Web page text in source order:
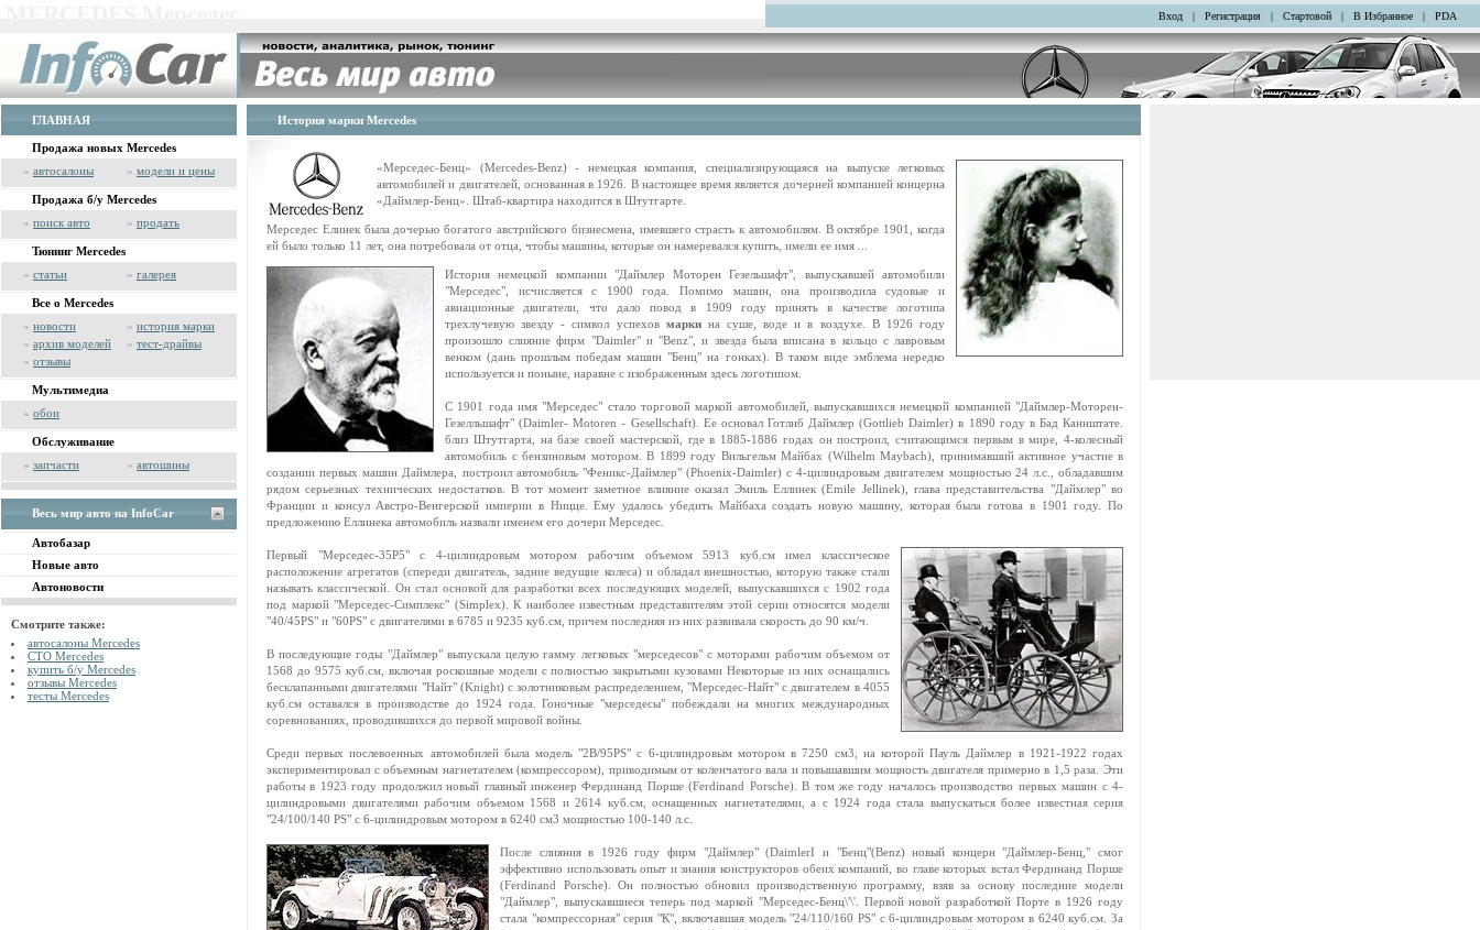
Вход | Регистрация | Стартовой | В Избранное | PDA
ГЛАВНАЯ
Продажа новых Mercedes
» автосалоны » модели и цены
Продажа б/у Mercedes
» поиск авто » продать
Тюнинг Mercedes
» статьи » галерея
Все о Mercedes
» новости » история марки
» архив моделей » тест-драйвы
» отзывы
Мультимедиа
» обои
Обслуживание
» запчасти » автошины
Весь мир авто на InfoCar
Автобазар
Новые авто
Автоновости
Смотрите также:
автосалоны Mercedes
СТО Mercedes
купить б/у Mercedes
отзывы Mercedes
тесты Mercedes
История марки Mercedes
«Мерседес-Бенц» (Mercedes-Benz) - немецкая компания, специализирующаяся на выпуске легковых
автомобилей и двигателей, основанная в 1926. В настоящее время является дочерней компанией концерна
«Даймлер-Бенц». Штаб-квартира находится в Штутгарте.
Мерседес Елинек была дочерью богатого австрийского бизнесмена, имевшего страсть к автомобилям. В октябре 1901, когда
ей было только 11 лет, она потребовала от отца, чтобы машины, которые он намеревался купить, имели ее имя ...
История немецкой компании "Даймлер Моторен Гезельшафт", выпускавшей автомобили
"Мерседес", исчисляется с 1900 года. Помимо машин, она производила судовые и
авиационные двигатели, что дало повод в 1909 году принять в качестве логотипа
трехлучевую звезду - символ успехов маркина суше, воде и в воздухе. В 1926 году
произошло слияние фирм "Daimler" и "Benz", и звезда была вписана в кольцо с лавровым
венком (дань прошлым победам машин "Бенц" на гонках). В таком виде эмблема нередко
используется и поныне, наравне с изображенным здесь логотипом.
С 1901 года имя "Мерседес" стало торговой маркой автомобилей, выпускавшихся немецкой компанией "Даймлер-Моторен-
Гезелльшафт" (Daimler- Motoren - Gesellschaft). Ее основал Готлиб Даймлер (Gottlieb Daimler) в 1890 году в Бад Каннштате.
близ Штутгарта, на базе своей мастерской, где в 1885-1886 годах он построил, считающимся первым в мире, 4-колесный
автомобиль с бензиновым мотором. В 1899 году Вильгельм Майбах (Wilhelm Maybach), принимавший активное участие в
создании первых машин Даймлера, построил автомобиль "Феникс-Даймлер" (Рhоеnix-Daimler) с 4-цилиндровым двигателем мощностью 24 л.с., обладавшим
рядом серьезных технических недостатков. В тот момент заметное влияние оказал Эмиль Еллинек (Emile Jellinek), глава представительства "Даймлер" во
Франции и консул Австро-Венгерской империи в Ницце. Ему удалось убедить Майбаха создать новую машину, которая была готова в 1901 году. По
предложению Еллинека автомобиль назвали именем его дочери Мерседес.
Первый "Мерседес-35Р5" с 4-цилиндровым мотором рабочим объемом 5913 куб.см имел классическое
расположение агрегатов (спереди двигатель, задние ведущие колеса) и обладал внешностью, которую также стали
называть классической. Он стал основой для разработки всех последующих моделей, выпускавшихся с 1902 года
под маркой "Мерседес-Симплекс" (Simplex). К наиболее известным представителям этой серии относятся модели
"40/45PS" и "60PS" с двигателями в 6785 и 9235 куб.см, причем последняя из них развивала скорость до 90 км/ч.
В последующие годы "Даймлер" выпускала целую гамму легковых "мерседесов" с моторами рабочим объемом от
1568 до 9575 куб.см, включая роскошные модели с полностью закрытыми кузовами Некоторые из них оснащались
бесклапанными двигателями "Найт" (Knight) с золотниковым распределением, "Мерседес-Найт" с двигателем в 4055
куб.см оставался в производстве до 1924 года. Гоночные "мерседесы" побеждали на многих международных
соревнованиях, проводившихся до первой мировой войны.
Среди первых послевоенных автомобилей была модель "2B/95PS" с 6-цилиндровым мотором в 7250 см3, на которой Пауль Даймлер в 1921-1922 годах
экспериментировал с объемным нагнетателем (компрессором), приводимым от коленчатого вала и повышавшим мощность двигателя примерно в 1,5 раза. Эти
работы в 1923 году продолжил новый главный инженер Фердинанд Порше (Ferdinand Porsche). В том же году началось производство первых машин с 4-
цилиндровыми двигателями рабочим объемом 1568 и 2614 куб.см, оснащенных нагнетателями, а с 1924 года стала выпускаться более известная серия
"24/100/140 PS" с 6-цилиндровым мотором в 6240 см3 мощностью 100-140 л.с.
После слияния в 1926 году фирм "Даймлер" (DaimlerI и "Бенц"(Benz) новый концерн "Даймлер-Бенц," смог
эффективно использовать опыт и знания конструкторов обеих компаний, во главе которых встал Фердинанд Порше
(Ferdinand Porsche). Он полностью обновил производственную программу, взяв за основу последние модели
"Даймлер", выпускавшиеся теперь под маркой "Мерседес-Бенц\'\'. Первой новой разработкой Порте в 1926 году
стала "компрессорная" серия "К", включавшая модель "24/110/160 PS" с 6-цилиндровым мотором в 6240 куб.см. За